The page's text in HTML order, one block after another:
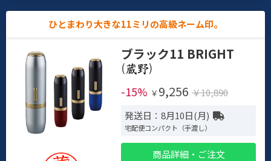
ひとまわり大きな11ミリの高級ネーム印。
ブラック11 BRIGHT
(
)
-15% ￥ 9,256 ￥10,890
発送日：8月10日(月)
宅配便コンパクト（手渡し）
商品詳細・ご注文